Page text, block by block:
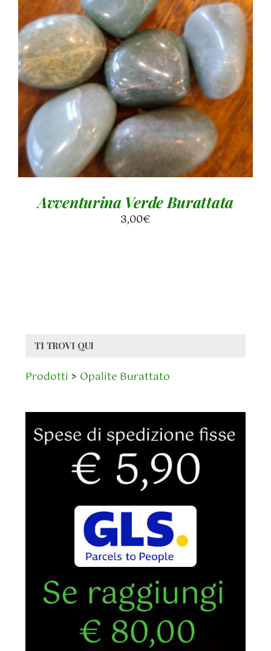
AGGIUNGI AL CARRELLO / DETTAGLI
Avventurina Verde Burattata
3,00€
TI TROVI QUI
Prodotti > Opalite Burattato